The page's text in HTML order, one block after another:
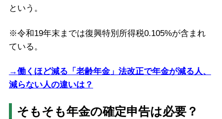
という。
※令和19年末までは復興特別所得税0.105%が含まれ
ている。
→働くほど減る「老齢年金」法改正で年金が減る人、
減らない人の違いは？
そもそも年金の確定申告は必要？